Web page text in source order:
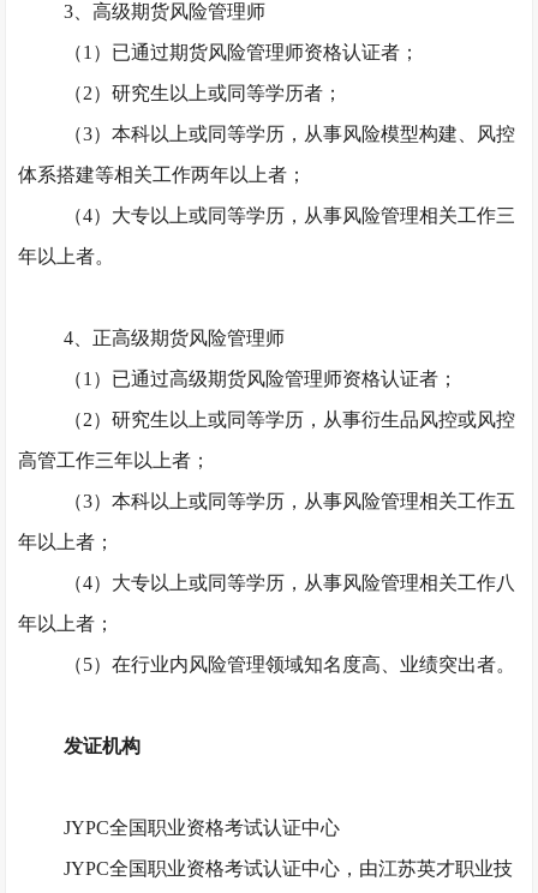
3、高级期货风险管理师
（1）已通过期货风险管理师资格认证者；
（2）研究生以上或同等学历者；
（3）本科以上或同等学历，从事风险模型构建、风控
体系搭建等相关工作两年以上者；
（4）大专以上或同等学历，从事风险管理相关工作三
年以上者。
4、正高级期货风险管理师
（1）已通过高级期货风险管理师资格认证者；
（2）研究生以上或同等学历，从事衍生品风控或风控
高管工作三年以上者；
（3）本科以上或同等学历，从事风险管理相关工作五
年以上者；
（4）大专以上或同等学历，从事风险管理相关工作八
年以上者；
（5）在行业内风险管理领域知名度高、业绩突出者。
发证机构
JYPC全国职业资格考试认证中心
JYPC全国职业资格考试认证中心，由江苏英才职业技